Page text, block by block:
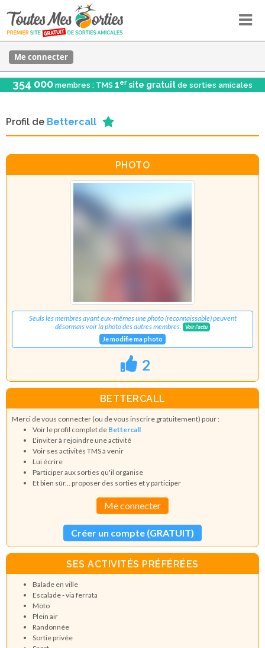
Me connecter
354 000 membres : TMS 1er site gratuit de sorties amicales
Profil de Bettercall
PHOTO
Seuls les membres ayant eux-mêmes une photo (reconnaissable) peuvent
désormais voir la photo des autres membres.
Voir l'actu
Je modifie ma photo
2
BETTERCALL
Merci de vous connecter (ou de vous inscrire gratuitement) pour :
Voir le profil complet de Bettercall
L'inviter à rejoindre une activité
Voir ses activités TMS à venir
Lui écrire
Participer aux sorties qu'il organise
Et bien sûr... proposer des sorties et y participer
Me connecter
Créer un compte (GRATUIT)
SES ACTIVITÉS PRÉFÉRÉES
Balade en ville
Escalade - via ferrata
Moto
Plein air
Randonnée
Sortie privée